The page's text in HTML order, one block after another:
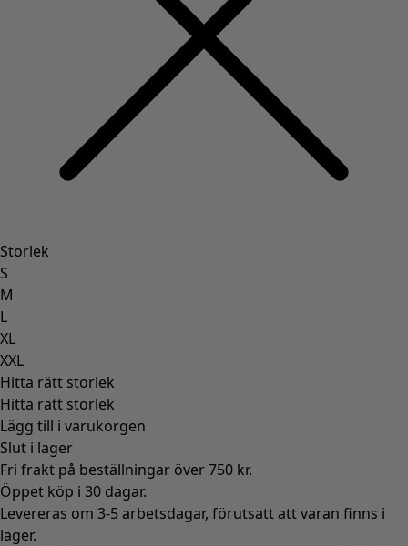
Storlek
S
M
L
XL
XXL
Hitta rätt storlek
Hitta rätt storlek
Lägg till i varukorgen
Slut i lager
Fri frakt på beställningar över 750 kr.
Öppet köp i 30 dagar.
Levereras om 3-5 arbetsdagar, förutsatt att varan finns i
lager.